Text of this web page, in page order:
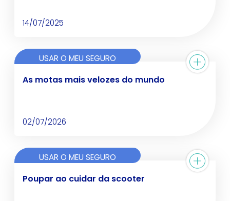
14/07/2025
USAR O MEU SEGURO
As motas mais velozes do mundo
02/07/2026
USAR O MEU SEGURO
Poupar ao cuidar da scooter